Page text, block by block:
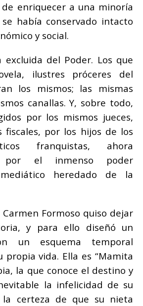
enriquecer a una minoría
había conservado intacto
y social.
excluida del Poder. Los que
ilustres próceres del
los mismos; las mismas
canallas. Y, sobre todo,
por los mismos jueces,
fiscales, por los hijos de los
franquistas, ahora
por el inmenso poder
heredado de la
Carmen Formoso quiso dejar
y para ello diseñó un
un esquema temporal
propia vida. Ella es “Mamita
la que conoce el destino y
la infelicidad de su
certeza de que su nieta